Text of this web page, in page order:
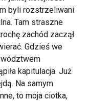
byli rozstrzeliwani
Tam straszne
zachód zaczął
Gdzieś we
kapitulacja. Już
Na samym
to moja ciotka,